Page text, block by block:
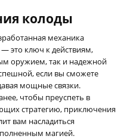
колоды
механика
это ключ к действиям,
оружием, так и надежной
если вы сможете
мощные связки.
чтобы преуспеть в
стратегию, приключения
вам насладиться
магией.